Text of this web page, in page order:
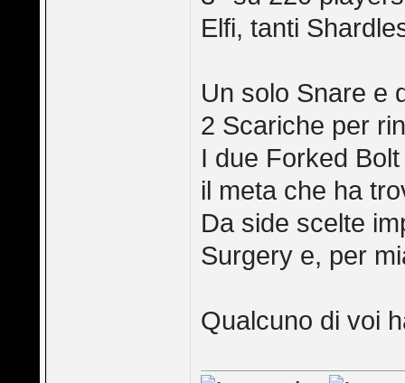
Elfi, tanti
Un solo Snare e
2 Scariche per
I due Forked
il meta che ha
Da side scelte
Surgery e, per
Qualcuno di voi